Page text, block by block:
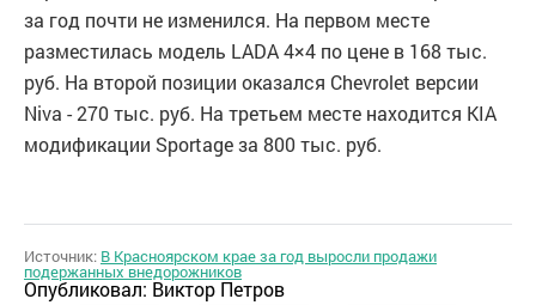
за год почти не изменился. На первом месте
разместилась модель LADA 4×4 по цене в 168 тыс.
руб. На второй позиции оказался Chevrolet версии
Niva - 270 тыс. руб. На третьем месте находится KIA
модификации Sportage за 800 тыс. руб.
Источник: В Красноярском крае за год выросли продажи
подержанных внедорожников
Опубликовал: Виктор Петров